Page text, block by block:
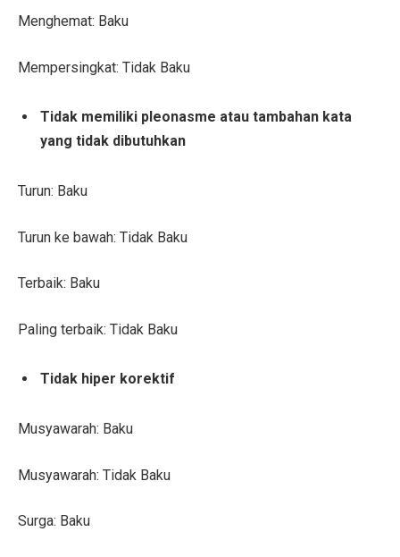
Menghemat: Baku
Mempersingkat: Tidak Baku
Tidak memiliki pleonasme atau tambahan kata
yang tidak dibutuhkan
Turun: Baku
Turun ke bawah: Tidak Baku
Terbaik: Baku
Paling terbaik: Tidak Baku
Tidak hiper korektif
Musyawarah: Baku
Musyawarah: Tidak Baku
Surga: Baku